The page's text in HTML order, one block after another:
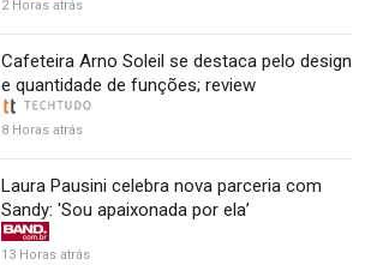
2 Horas atrás
Cafeteira Arno Soleil se destaca pelo design
e quantidade de funções; review
8 Horas atrás
Laura Pausini celebra nova parceria com
Sandy: 'Sou apaixonada por ela’
13 Horas atrás